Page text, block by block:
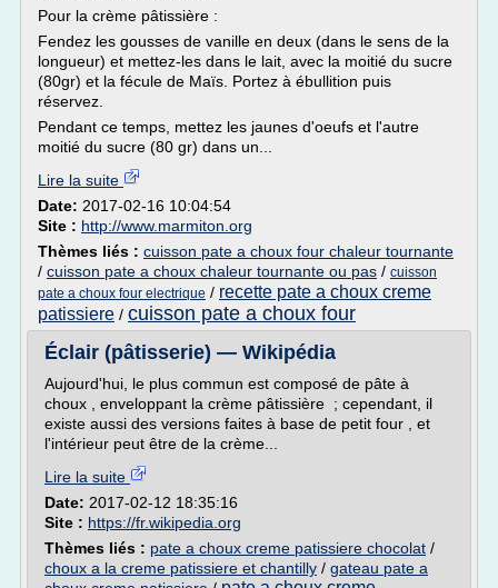
Pour la crème pâtissière :
Fendez les gousses de vanille en deux (dans le sens de la
longueur) et mettez-les dans le lait, avec la moitié du sucre
(80gr) et la fécule de Maïs. Portez à ébullition puis
réservez.
Pendant ce temps, mettez les jaunes d'oeufs et l'autre
moitié du sucre (80 gr) dans un...
Lire la suite
Date: 2017-02-16 10:04:54
Site : http://www.marmiton.org
Thèmes liés : cuisson pate a choux four chaleur tournante
/ cuisson pate a choux chaleur tournante ou pas / cuisson
pate a choux four electrique / recette pate a choux creme
patissiere / cuisson pate a choux four
Éclair (pâtisserie) — Wikipédia
Aujourd'hui, le plus commun est composé de pâte à
choux , enveloppant la crème pâtissière ; cependant, il
existe aussi des versions faites à base de petit four , et
l'intérieur peut être de la crème...
Lire la suite
Date: 2017-02-12 18:35:16
Site : https://fr.wikipedia.org
Thèmes liés : pate a choux creme patissiere chocolat /
choux a la creme patissiere et chantilly / gateau pate a